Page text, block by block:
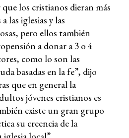
los cristianos dieran más
las iglesias y las
pero ellos también
a donar a 3 o 4
como lo son las
basadas en la fe”, dijo
que en general la
jóvenes cristianos es
existe un gran grupo
su creencia de la